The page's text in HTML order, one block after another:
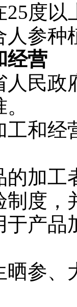
度以
参种
经营
政
经
工
度，
品
、